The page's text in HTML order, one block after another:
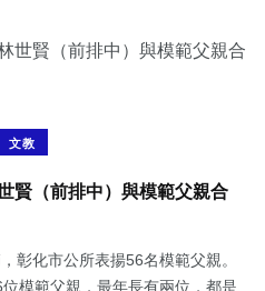
文教
賢（前排中）與模範父親合
彰化市公所表揚56名模範父親。
模範父親，最年長有兩位，都是